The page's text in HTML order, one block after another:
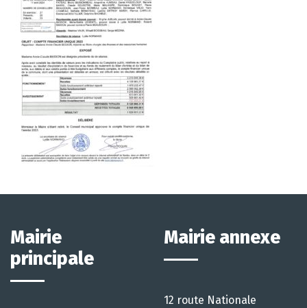
Mairie
principale
Mairie annexe
12 route Nationale